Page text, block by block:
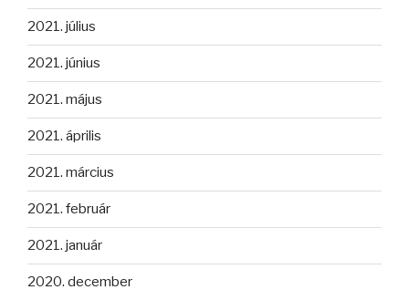
2021. július
2021. június
2021. május
2021. április
2021. március
2021. február
2021. január
2020. december